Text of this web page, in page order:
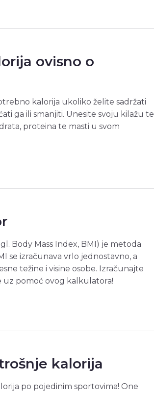
ovisno o
kalorija ukoliko želite sadržati
ga ili smanjiti. Unesite svoju kilažu te
proteina te masti u svom
Body Mass Index, BMI) je metoda
se izračunava vrlo jednostavno, a
težine i visine osobe. Izračunajte
uz pomoć ovog kalkulatora!
kalorija
po pojedinim sportovima! One